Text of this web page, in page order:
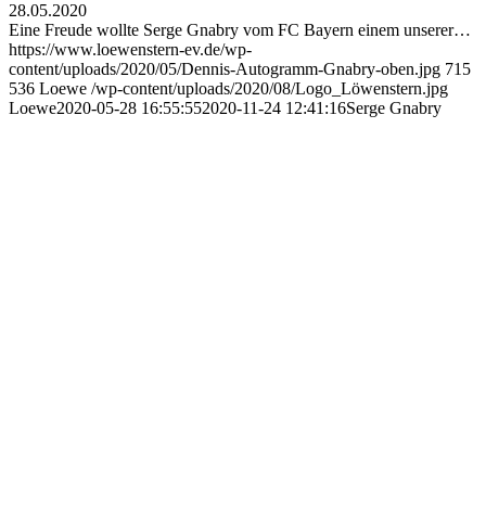
28.05.2020
Eine Freude wollte Serge Gnabry vom FC Bayern einem unserer…
https://www.loewenstern-ev.de/wp-
content/uploads/2020/05/Dennis-Autogramm-Gnabry-oben.jpg 715
536 Loewe /wp-content/uploads/2020/08/Logo_Löwenstern.jpg
Loewe2020-05-28 16:55:552020-11-24 12:41:16Serge Gnabry